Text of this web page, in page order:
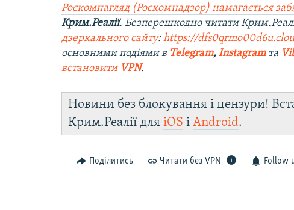
Роскомнагляд (Роскомнадзор) намагається
Крим.Реалії. Безперешкодно читати
дзеркального сайту:https://
основними подіями в Telegram,Instagramта
встановити VPN.
Новини без блокування і цензури!
Крим.Реалії дляiOS іAndroid.
Поділитись Читати без VPN Follow